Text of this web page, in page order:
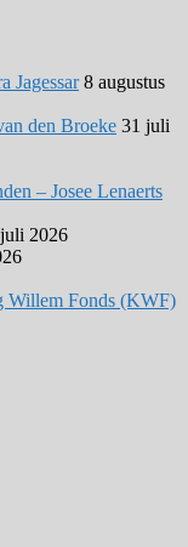
Jagessar 8 augustus
den Broeke 31 juli
– Josee Lenaerts
2026
Willem Fonds (KWF)